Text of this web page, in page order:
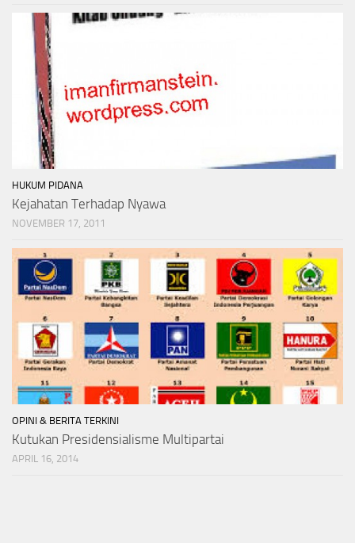
HUKUM PIDANA
Kejahatan Terhadap Nyawa
NOVEMBER 17, 2011
OPINI & BERITA TERKINI
Kutukan Presidensialisme Multipartai
APRIL 16, 2014